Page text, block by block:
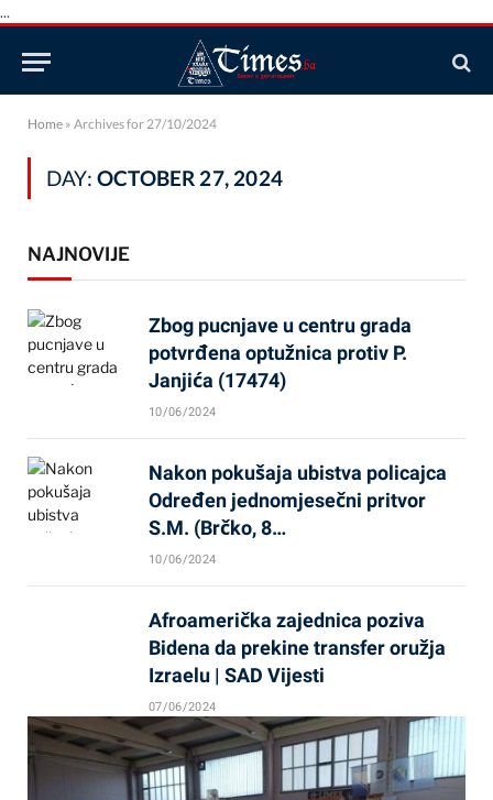
...
Home » Archives for 27/10/2024
DAY: OCTOBER 27, 2024
NAJNOVIJE
Zbog pucnjave u centru grada
potvrđena optužnica protiv P.
Janjića (17474)
10/06/2024
Nakon pokušaja ubistva policajca
Određen jednomjesečni pritvor
S.M. (Brčko, 8…
10/06/2024
Afroamerička zajednica poziva
Bidena da prekine transfer oružja
Izraelu | SAD Vijesti
07/06/2024